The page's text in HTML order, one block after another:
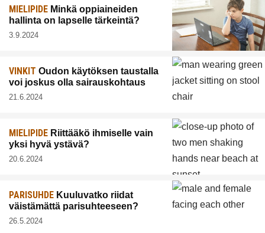
MIELIPIDE Minkä oppiaineiden
hallinta on lapselle tärkeintä?
3.9.2024
VINKIT Oudon käytöksen taustalla
voi joskus olla sairauskohtaus
21.6.2024
MIELIPIDE Riittääkö ihmiselle vain
yksi hyvä ystävä?
20.6.2024
PARISUHDE Kuuluvatko riidat
väistämättä parisuhteeseen?
26.5.2024